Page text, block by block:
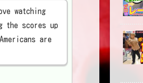
watching
the scores up
are